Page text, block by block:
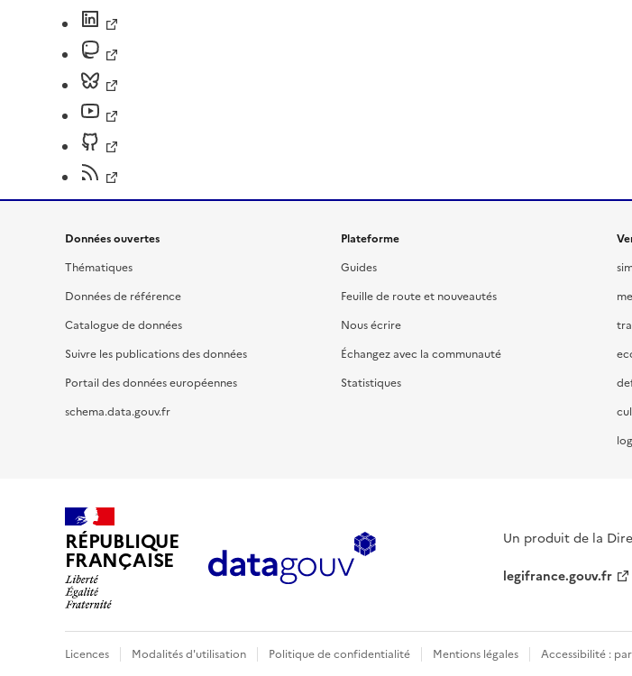
Données ouvertes
Thématiques
Données de référence
Catalogue de données
Suivre les publications des données
Portail des données européennes
schema.data.gouv.fr
Plateforme
Guides
Feuille de route et nouveautés
Nous écrire
Échangez avec la communauté
Statistiques
RÉPUBLIQUE
FRANÇAISE
Un produit de la
legifrance.gouv.fr
Licences Modalités d'utilisation Politique de confidentialité Mentions légales Accessibilité :